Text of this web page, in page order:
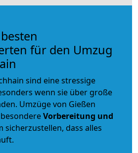
für den Umzug
sind eine stressige
wenn sie über große
Umzüge von Gießen
Vorbereitung und
sicherzustellen, dass alles